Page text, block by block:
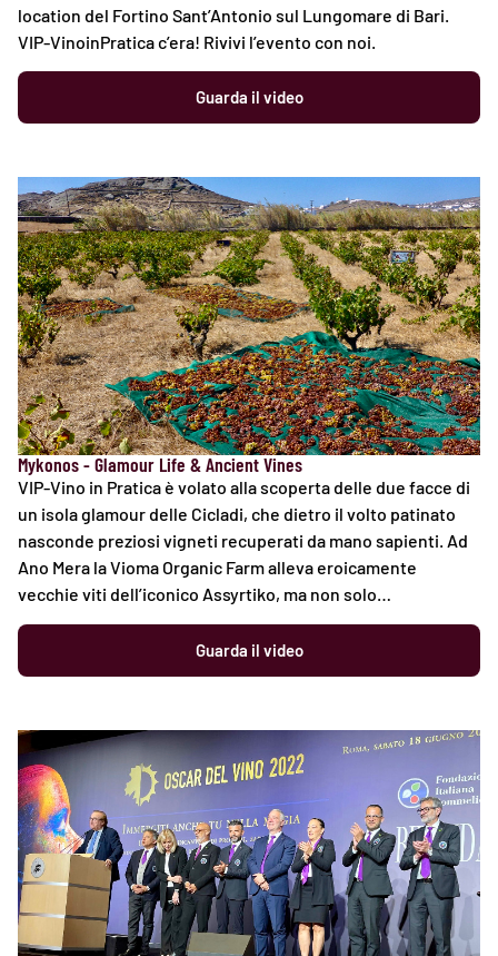
location del Fortino Sant’Antonio sul Lungomare di Bari.
VIP-VinoinPratica c’era! Rivivi l’evento con noi.
Guarda il video
Mykonos - Glamour Life & Ancient Vines
VIP-Vino in Pratica è volato alla scoperta delle due facce di
un isola glamour delle Cicladi, che dietro il volto patinato
nasconde preziosi vigneti recuperati da mano sapienti. Ad
Ano Mera la Vioma Organic Farm alleva eroicamente
vecchie viti dell’iconico Assyrtiko, ma non solo…
Guarda il video